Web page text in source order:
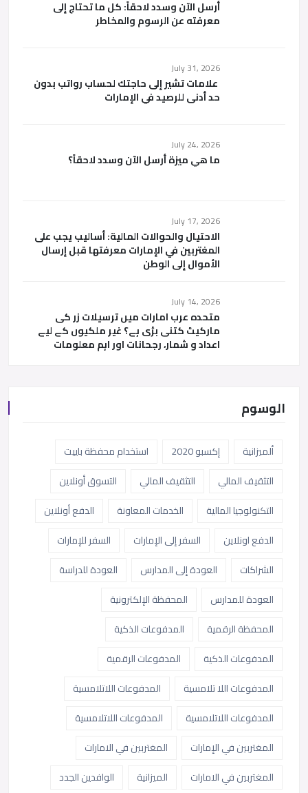
أرسل الآن وسدد لاحقاً: كل ما تحتاج إلى
معرفته عن الرسوم والمخاطر
July 31, 2026
علامات تشير إلى حاجتك لحساب رواتب بدون
حد أدنى للرصيد في الإمارات
July 24, 2026
ما هي ميزة أرسل الآن وسدد لاحقاً؟
July 17, 2026
الاحتيال والحوالات المالية: أساليب يجب على
المغتربين في الإمارات معرفتها قبل إرسال
الأموال إلى الوطن
July 14, 2026
متحدہ عرب امارات میں ترسیلات زر کی
مارکیٹ کتنی بڑی ہے؟ غیر ملکیوں کے لیے
اعداد و شمار، رجحانات اور اہم معلومات
الوسوم
ألميزانية إكسبو 2020
استخدام محفظة باييت
التثقيف المالي
التثقيف المالي
التسوق أونلاين
التكنولوجيا المالية
الخدمات المعاونة
الدفع أونلاين
الدفع اونلاين
السفر إلى الإمارات
السفر للإمارات
الشراكات
العودة إلى المدارس
العودة للدراسة
العودة للمدارس
المحفظة الإلكترونية
المحفظة الرقمية
المدفوعات الذكية
المدفوعات الذكية
المدفوعات الرقمية
المدفوعات اللا تلامسية
المدفوعات اللاتلامسية
المدفوعات اللاتلامسية
المدفوعات اللاتلامسية
المغتربين في الإمارات
المغتربين في الامارات
المغتربين في الامارات
الميزانية
الوافدين الجدد